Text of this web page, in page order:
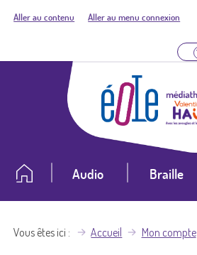
Aller au contenu Aller au menu connexion
Audio Braille
Vous êtes ici Accueil Mon compte